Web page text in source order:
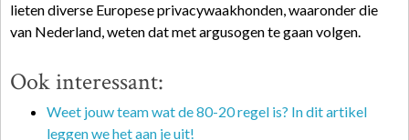
lieten diverse Europese privacywaakhonden, waaronder die
van Nederland, weten dat met argusogen te gaan volgen.
Ook interessant:
Weet jouw team wat de 80-20 regel is? In dit artikel
leggen we het aan je uit!